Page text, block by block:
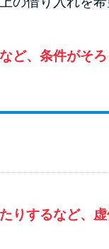
ど、条件がそ
りするなど、